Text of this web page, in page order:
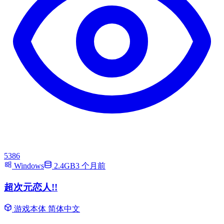
5386
Windows
2.4GB3 个月前
超次元恋人!!
游戏本体 简体中文